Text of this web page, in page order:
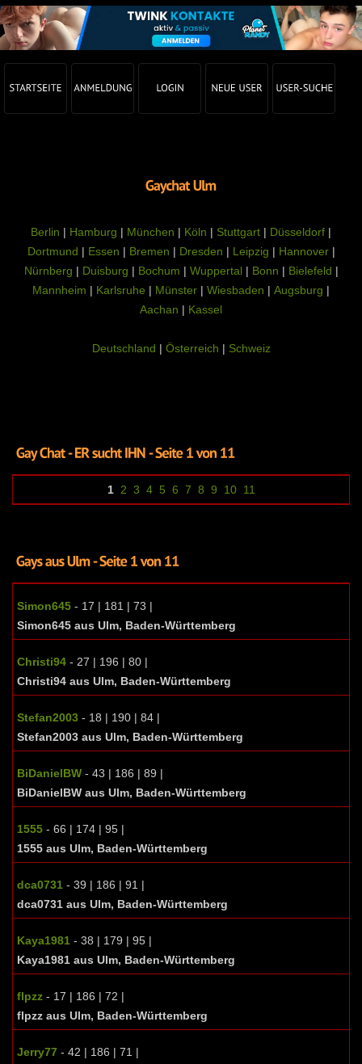
Berlin | Hamburg | München | Köln | Stuttgart | Düsseldorf |
Dortmund | Essen | Bremen | Dresden | Leipzig | Hannover|
Nürnberg | Duisburg | Bochum | Wuppertal | Bonn | Bielefeld |
Mannheim | Karlsruhe | Münster | Wiesbaden | Augsburg |
Aachan | Kassel
Deutschland | Österreich | Schweiz
1 2 3 4 5 6 7 8 9 10 11
Simon645 - 17 | 181 | 73 |
Simon645 aus Ulm, Baden-Württemberg
Christi94 - 27 | 196 | 80 |
Christi94 aus Ulm, Baden-Württemberg
Stefan2003 - 18 | 190 | 84 |
Stefan2003 aus Ulm, Baden-Württemberg
BiDanielBW - 43 | 186 | 89 |
BiDanielBW aus Ulm, Baden-Württemberg
1555 - 66 | 174 | 95 |
1555 aus Ulm, Baden-Württemberg
dca0731 - 39 | 186 | 91 |
dca0731 aus Ulm, Baden-Württemberg
Kaya1981 - 38 | 179 | 95 |
Kaya1981 aus Ulm, Baden-Württemberg
flpzz - 17 | 186 | 72 |
flpzz aus Ulm, Baden-Württemberg
Jerry77 - 42 | 186 | 71 |